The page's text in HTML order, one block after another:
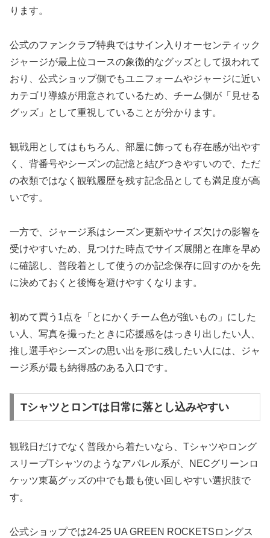
ります。
公式のファンクラブ特典ではサイン入りオーセンティック
ジャージが最上位コースの象徴的なグッズとして扱われて
おり、公式ショップ側でもユニフォームやジャージに近い
カテゴリ導線が用意されているため、チーム側が「見せる
グッズ」として重視していることが分かります。
観戦用としてはもちろん、部屋に飾っても存在感が出やす
く、背番号やシーズンの記憶と結びつきやすいので、ただ
の衣類ではなく観戦履歴を残す記念品としても満足度が高
いです。
一方で、ジャージ系はシーズン更新やサイズ欠けの影響を
受けやすいため、見つけた時点でサイズ展開と在庫を早め
に確認し、普段着として使うのか記念保存に回すのかを先
に決めておくと後悔を避けやすくなります。
初めて買う1点を「とにかくチーム色が強いもの」にした
い人、写真を撮ったときに応援感をはっきり出したい人、
推し選手やシーズンの思い出を形に残したい人には、ジャ
ージ系が最も納得感のある入口です。
TシャツとロンTは日常に落とし込みやすい
観戦日だけでなく普段から着たいなら、Tシャツやロング
スリーブTシャツのようなアパレル系が、NECグリーンロ
ケッツ東葛グッズの中でも最も使い回しやすい選択肢で
す。
公式ショップでは24-25 UA GREEN ROCKETSロングス